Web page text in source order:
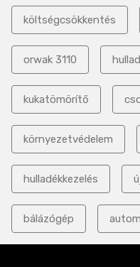
költségcsökkentés
orwak 3110
kukatömörítő
környezetvédelem
hulladékkezelés
bálázógép